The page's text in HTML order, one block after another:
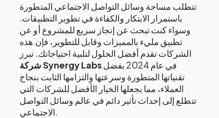
تتطلب مساحة وسائل التواصل الاجتماعي المتطورة
باستمرار الابتكار والكفاءة في تطوير التطبيقات.
وسواء كنت تبحث عن إنجاز سريع للمشروع أو عن
تطبيق مليء بالمميزات وقابل للتطوير، فإن هذه
الشركات تقدم أفضل الحلول لتلبية احتياجاتك. تبرز
شركة Synergy Labsفي عام 2024 بفضل
تقنياتها المتطورة وسرعتها والتزامها الثابت بنجاح
العملاء، مما يجعلها الخيار الأفضل للشركات التي
تتطلع إلى إحداث تأثير دائم في عالم وسائل التواصل
الاجتماعي.